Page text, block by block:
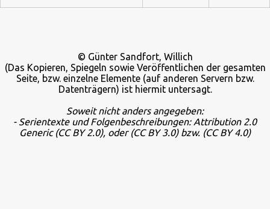
© Günter Sandfort, Willich
(Das Kopieren, Spiegeln sowie Veröffentlichen der gesamten
Seite, bzw. einzelne Elemente (auf anderen Servern bzw.
Datenträgern) ist hiermit untersagt.
Soweit nicht anders angegeben:
- Serientexte und Folgenbeschreibungen: Attribution 2.0
Generic (CC BY 2.0), oder (CC BY 3.0) bzw. (CC BY 4.0)